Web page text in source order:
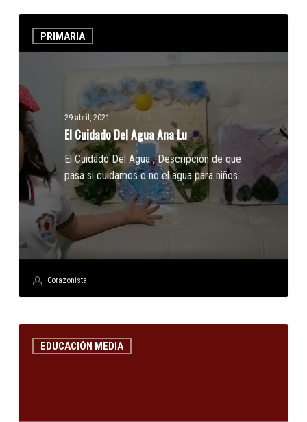
PRIMARIA
Cuidado
Del
Ana
Lu
29 abril, 2021
El Cuidado Del Agua Ana Lu
El Cuidado Del Agua , Descripción de que
pasa si cuidamos o no el agua para niños.
Corazonista
EDUCACIÓN MEDIA
Física: